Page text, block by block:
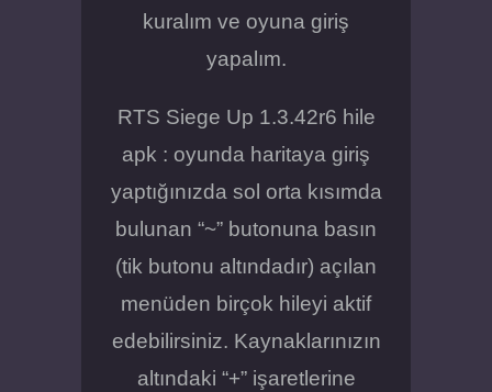
kuralım ve oyuna giriş
yapalım.
RTS Siege Up 1.3.42r6 hile
apk : oyunda haritaya giriş
yaptığınızda sol orta kısımda
bulunan “~” butonuna basın
(tik butonu altındadır) açılan
menüden birçok hileyi aktif
edebilirsiniz. Kaynaklarınızın
altındaki “+” işaretlerine